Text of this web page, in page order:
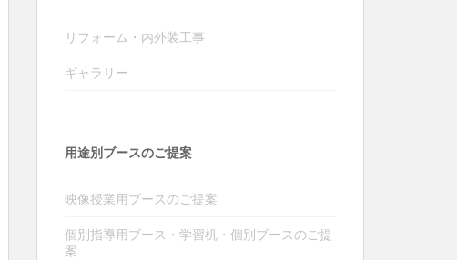
リフォーム・内外装工事
ギャラリー
用途別ブースのご提案
映像授業用ブースのご提案
個別指導用ブース・学習机・個別ブースのご提
案